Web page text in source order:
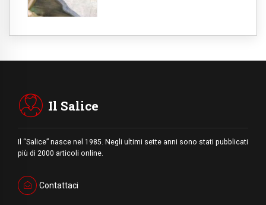
Il Salice
Il “Salice” nasce nel 1985. Negli ultimi sette anni sono stati pubblicati
più di 2000 articoli online.
Contattaci